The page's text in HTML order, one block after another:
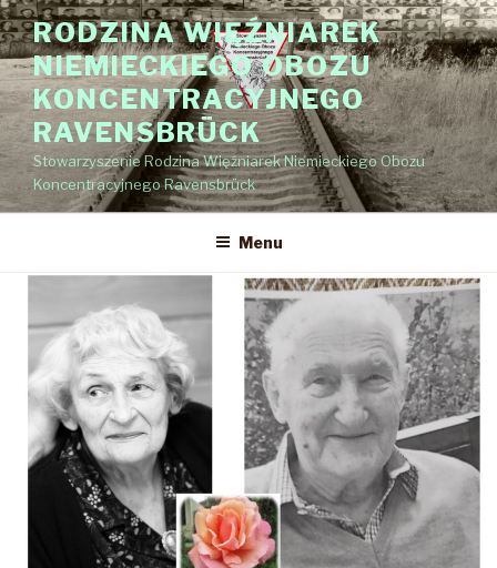
Przejdź
do
treści
RODZINA WIĘŹNIAREK
NIEMIECKIEGO OBOZU
KONCENTRACYJNEGO
RAVENSBRÜCK
Stowarzyszenie Rodzina Więźniarek Niemieckiego Obozu
Koncentracyjnego Ravensbrück
Menu